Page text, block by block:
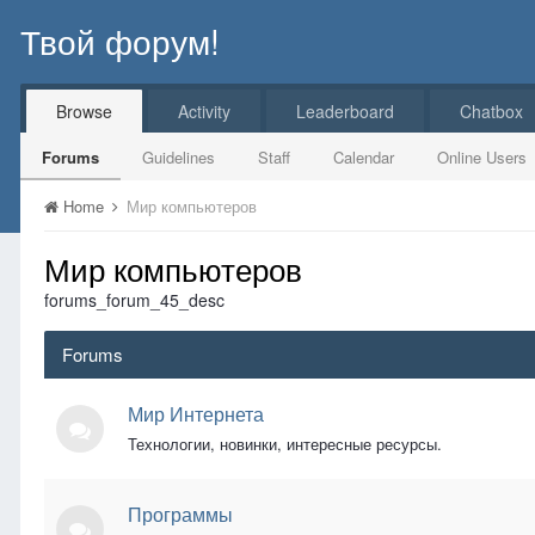
Твой форум!
Browse
Forums Guidelines Staff Calendar Online Users
Activity Leaderboard Chatbox
Home Мир компьютеров
Мир компьютеров
forums_forum_45_desc
Forums
Мир Интернета
Технологии, новинки, интересные ресурсы.
Программы